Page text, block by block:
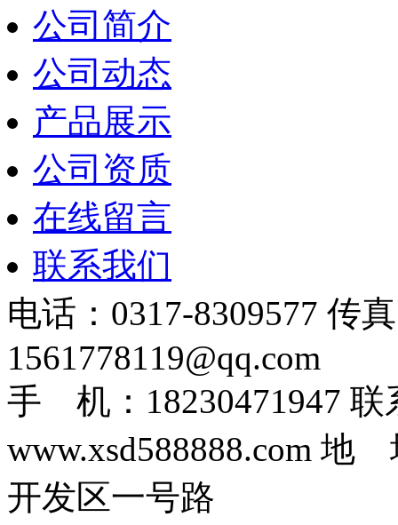
公司简介
公司动态
产品展示
公司资质
在线留言
联系我们
电话：0317-8309577 传
1561778119@qq.com
手 机：18230471947
www.xsd588888.com 地
开发区一号路